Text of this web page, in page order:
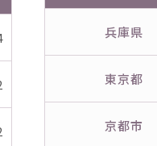
兵庫県
東京都
京都市